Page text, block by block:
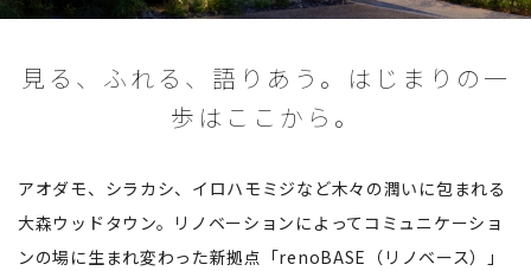
見る、ふれる、語りあう。はじまりの一
歩はここから。
アオダモ、シラカシ、イロハモミジなど木々の潤いに包まれる
大森ウッドタウン。リノベーションによってコミュニケーショ
ンの場に生まれ変わった新拠点「renoBASE（リノベース）」